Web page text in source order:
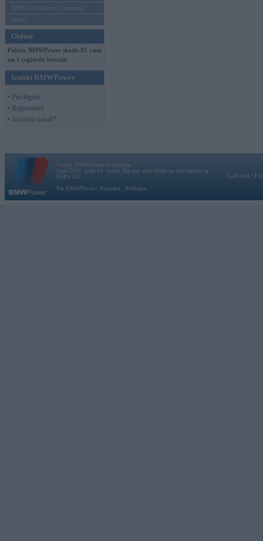
BMW konkurentu jaunumi
Moto
Online
Pašreiz BMWPower skatās 81 viesi
un 1 reģistrēti lietotāji.
Ienākt BMWPower
• Pieslēgties
• Reģistrēties
• Aizmirsi paroli?
Vortāls BMWPower.lv darbojas
kopš 2002. gada 14. maija. Tas nav auto klubs un nav saistīts ar
BMW AG.
Par BMWPower
Kontakti Reklāma
Galvena